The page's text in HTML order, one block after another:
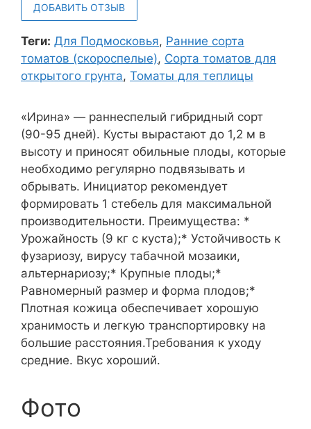
ДОБАВИТЬ ОТЗЫВ
Теги: Для Подмосковья, Ранние сорта
томатов (скороспелые), Сорта томатов для
открытого грунта, Томаты для теплицы
«Ирина» — раннеспелый гибридный сорт
(90-95 дней). Кусты вырастают до 1,2 м в
высоту и приносят обильные плоды, которые
необходимо регулярно подвязывать и
обрывать. Инициатор рекомендует
формировать 1 стебель для максимальной
производительности. Преимущества: *
Урожайность (9 кг с куста);* Устойчивость к
фузариозу, вирусу табачной мозаики,
альтернариозу;* Крупные плоды;*
Равномерный размер и форма плодов;*
Плотная кожица обеспечивает хорошую
хранимость и легкую транспортировку на
большие расстояния.Требования к уходу
средние. Вкус хороший.
Фото